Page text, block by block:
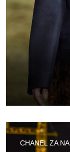
CHANEL ZA